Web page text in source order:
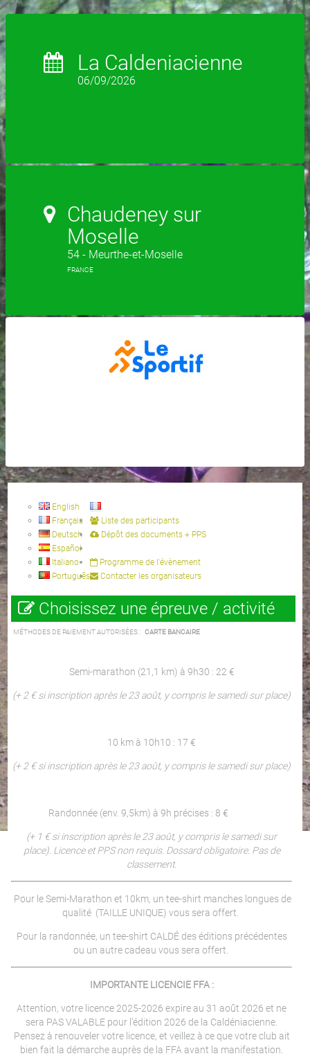
La Caldeniacienne
06/09/2026
Chaudeney sur
Moselle
54 - Meurthe-et-Moselle
FRANCE
English
Français
Deutsch
Español
Italiano
Português
Liste des participants
Dépôt des documents + PPS
Programme de l'évènement
Contacter les organisateurs
Choisissez une épreuve / activité
MÉTHODES DE PAIEMENT AUTORISÉES : CARTE BANCAIRE
Semi-marathon (21,1 km) à 9h30 : 22 €
(+ 2 € si inscription après le 23 août, y compris le samedi sur place)
10 km à 10h10 : 17 €
(+ 2 € si inscription après le 23 août, y compris le samedi sur place)
Randonnée (env. 9,5km) à 9h précises : 8 €
(+ 1 € si inscription après le 23 août, y compris le samedi sur
place). Licence et PPS non requis. Dossard obligatoire. Pas de
classement.
Pour le Semi-Marathon et 10km, un tee-shirt manches longues de
qualité (TAILLE UNIQUE) vous sera offert.
Pour la randonnée, un tee-shirt CALDÉ des éditions précédentes
ou un autre cadeau vous sera offert.
IMPORTANTE LICENCIE FFA :
Attention, votre licence 2025-2026 expire au 31 août 2026 et ne
sera PAS VALABLE pour l’édition 2026 de la Caldéniacienne.
Pensez à renouveler votre licence, et veillez à ce que votre club ait
bien fait la démarche auprès de la FFA avant la manifestation.